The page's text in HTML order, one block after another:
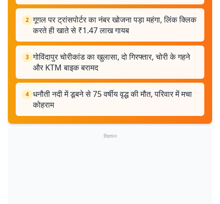
2 गूगल पर ट्रांसपोर्टर का नंबर खोजना पड़ा महंगा, लिंक क्लिक
करते ही खाते से ₹1.47 लाख गायब
3 गोविंदापुर चोरीकांड का खुलासा, दो गिरफ्तार, चोरी के गहने
और KTM बाइक बरामद
4 धनौती नदी में डूबने से 75 वर्षीय वृद्ध की मौत, परिवार में मचा
कोहराम
विज्ञापन